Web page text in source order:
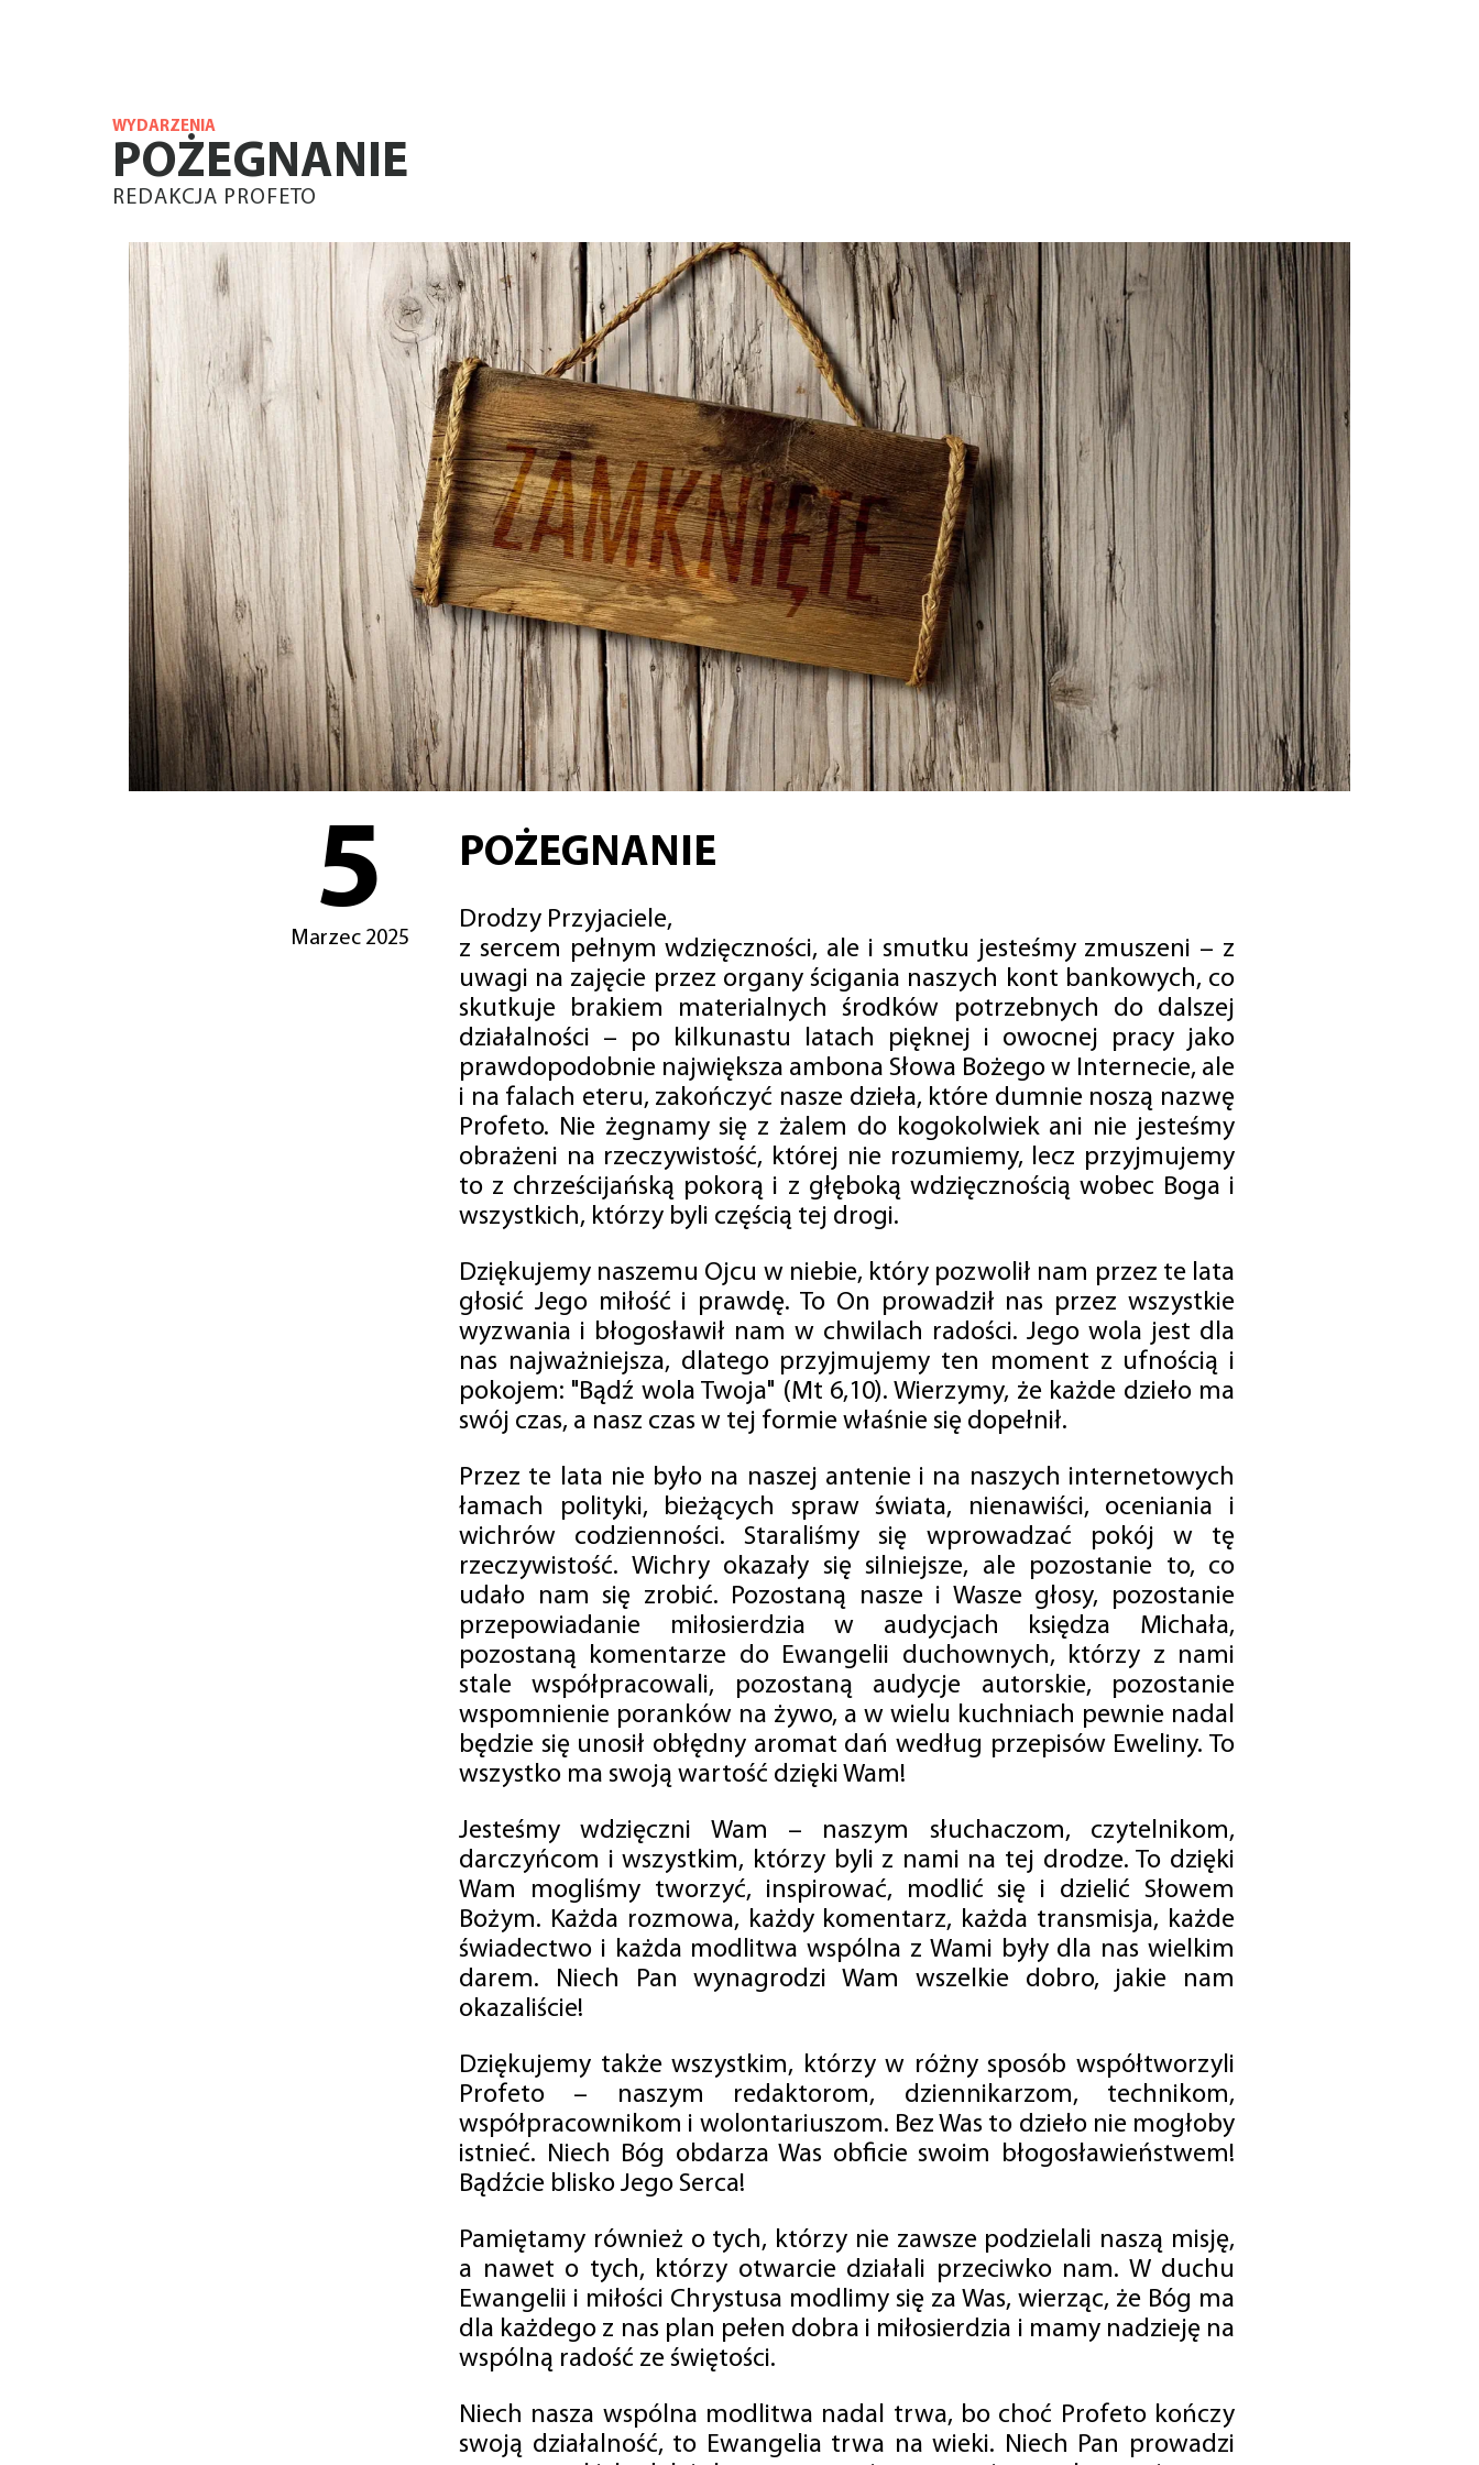
WYDARZENIA
POŻEGNANIE
REDAKCJA PROFETO
5
Marzec 2025
POŻEGNANIE
Drodzy Przyjaciele,
z sercem pełnym wdzięczności, ale i smutku jesteśmy zmuszeni – z
uwagi na zajęcie przez organy ścigania naszych kont bankowych, co
skutkuje brakiem materialnych środków potrzebnych do dalszej
działalności – po kilkunastu latach pięknej i owocnej pracy jako
prawdopodobnie największa ambona Słowa Bożego w Internecie, ale
i na falach eteru, zakończyć nasze dzieła, które dumnie noszą nazwę
Profeto. Nie żegnamy się z żalem do kogokolwiek ani nie jesteśmy
obrażeni na rzeczywistość, której nie rozumiemy, lecz przyjmujemy
to z chrześcijańską pokorą i z głęboką wdzięcznością wobec Boga i
wszystkich, którzy byli częścią tej drogi.
Dziękujemy naszemu Ojcu w niebie, który pozwolił nam przez te lata
głosić Jego miłość i prawdę. To On prowadził nas przez wszystkie
wyzwania i błogosławił nam w chwilach radości. Jego wola jest dla
nas najważniejsza, dlatego przyjmujemy ten moment z ufnością i
pokojem: "Bądź wola Twoja" (Mt 6,10). Wierzymy, że każde dzieło ma
swój czas, a nasz czas w tej formie właśnie się dopełnił.
Przez te lata nie było na naszej antenie i na naszych internetowych
łamach polityki, bieżących spraw świata, nienawiści, oceniania i
wichrów codzienności. Staraliśmy się wprowadzać pokój w tę
rzeczywistość. Wichry okazały się silniejsze, ale pozostanie to, co
udało nam się zrobić. Pozostaną nasze i Wasze głosy, pozostanie
przepowiadanie miłosierdzia w audycjach księdza Michała,
pozostaną komentarze do Ewangelii duchownych, którzy z nami
stale współpracowali, pozostaną audycje autorskie, pozostanie
wspomnienie poranków na żywo, a w wielu kuchniach pewnie nadal
będzie się unosił obłędny aromat dań według przepisów Eweliny. To
wszystko ma swoją wartość dzięki Wam!
Jesteśmy wdzięczni Wam – naszym słuchaczom, czytelnikom,
darczyńcom i wszystkim, którzy byli z nami na tej drodze. To dzięki
Wam mogliśmy tworzyć, inspirować, modlić się i dzielić Słowem
Bożym. Każda rozmowa, każdy komentarz, każda transmisja, każde
świadectwo i każda modlitwa wspólna z Wami były dla nas wielkim
darem. Niech Pan wynagrodzi Wam wszelkie dobro, jakie nam
okazaliście!
Dziękujemy także wszystkim, którzy w różny sposób współtworzyli
Profeto – naszym redaktorom, dziennikarzom, technikom,
współpracownikom i wolontariuszom. Bez Was to dzieło nie mogłoby
istnieć. Niech Bóg obdarza Was obficie swoim błogosławieństwem!
Bądźcie blisko Jego Serca!
Pamiętamy również o tych, którzy nie zawsze podzielali naszą misję,
a nawet o tych, którzy otwarcie działali przeciwko nam. W duchu
Ewangelii i miłości Chrystusa modlimy się za Was, wierząc, że Bóg ma
dla każdego z nas plan pełen dobra i miłosierdzia i mamy nadzieję na
wspólną radość ze świętości.
Niech nasza wspólna modlitwa nadal trwa, bo choć Profeto kończy
swoją działalność, to Ewangelia trwa na wieki. Niech Pan prowadzi